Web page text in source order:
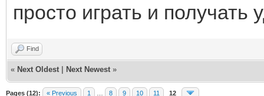
просто играть и получать
Find
« Next Oldest Next Newest »
Pages (12): « Previous 1 8 9 10 11 12